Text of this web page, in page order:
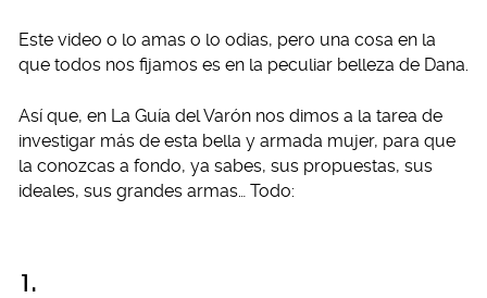
Este video o lo amas o lo odias, pero una cosa en la
que todos nos fijamos es en la peculiar belleza de Dana.
Así que, en La Guía del Varón nos dimos a la tarea de
investigar más de esta bella y armada mujer, para que
la conozcas a fondo, ya sabes, sus propuestas, sus
ideales, sus grandes armas… Todo:
1.